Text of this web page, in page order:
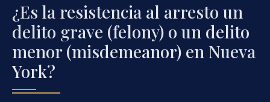
¿Es la resistencia al arresto un
delito grave (felony) o un delito
menor (misdemeanor) en Nueva
York?